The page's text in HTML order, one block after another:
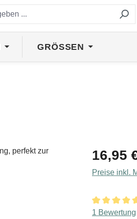
GRÖSSEN
Regulärer
16,95
Preise inkl.
1 Bewertung